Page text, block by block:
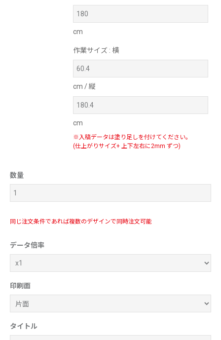
cm
作業サイズ : 横
cm / 縦
cm
※入稿データは塗り足しを付けてください。
(仕上がりサイズ+ 上下左右に2mm ずつ)
数量
同じ注文条件であれば複数のデザインで同時注文可能
データ倍率
印刷面
タイトル